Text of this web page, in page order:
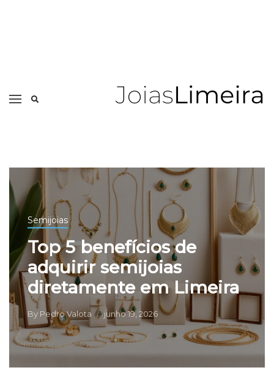
Semijoias
Top 5 benefícios de
adquirir semijoias
diretamente em Limeira
By Pedro Valota junho 19, 2026